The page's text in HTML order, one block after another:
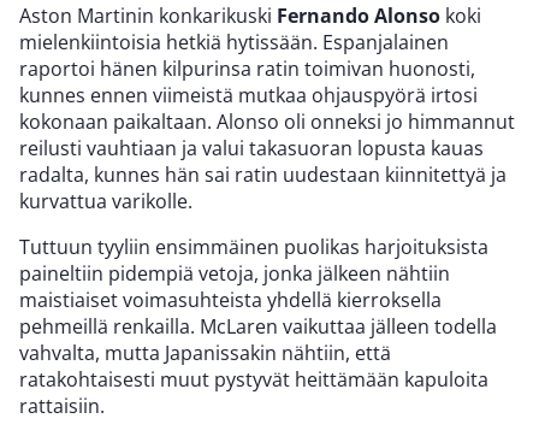
Aston Martinin konkarikuski Fernando Alonso koki
mielenkiintoisia hetkiä hytissään. Espanjalainen
raportoi hänen kilpurinsa ratin toimivan huonosti,
kunnes ennen viimeistä mutkaa ohjauspyörä irtosi
kokonaan paikaltaan. Alonso oli onneksi jo himmannut
reilusti vauhtiaan ja valui takasuoran lopusta kauas
radalta, kunnes hän sai ratin uudestaan kiinnitettyä ja
kurvattua varikolle.
Tuttuun tyyliin ensimmäinen puolikas harjoituksista
paineltiin pidempiä vetoja, jonka jälkeen nähtiin
maistiaiset voimasuhteista yhdellä kierroksella
pehmeillä renkailla. McLaren vaikuttaa jälleen todella
vahvalta, mutta Japanissakin nähtiin, että
ratakohtaisesti muut pystyvät heittämään kapuloita
rattaisiin.